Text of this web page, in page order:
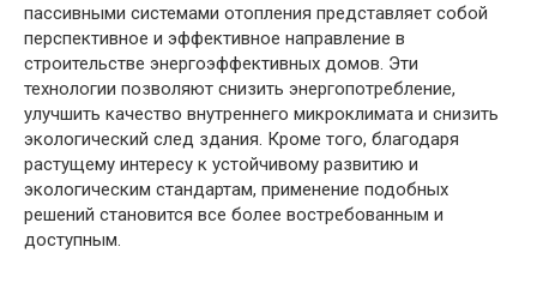
пассивными системами отопления представляет собой
перспективное и эффективное направление в
строительстве энергоэффективных домов. Эти
технологии позволяют снизить энергопотребление,
улучшить качество внутреннего микроклимата и снизить
экологический след здания. Кроме того, благодаря
растущему интересу к устойчивому развитию и
экологическим стандартам, применение подобных
решений становится все более востребованным и
доступным.